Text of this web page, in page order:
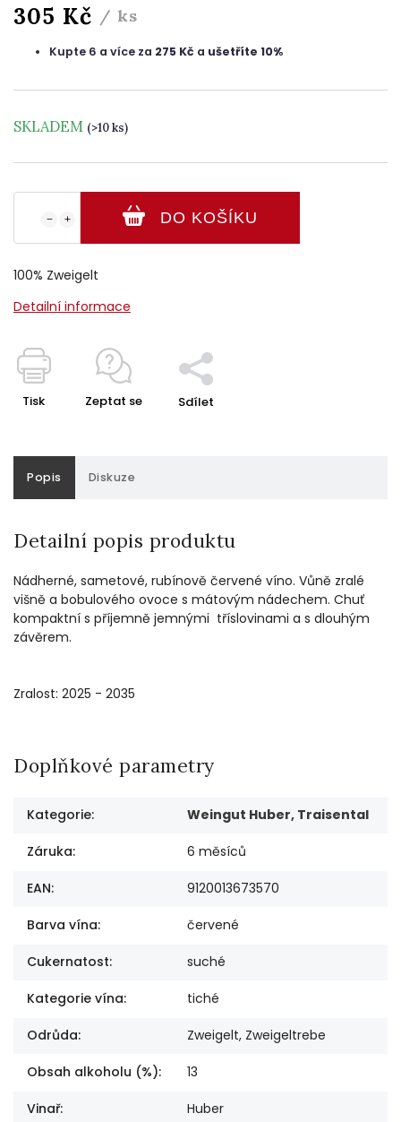
305 Kč / ks
Kupte 6 a více za 275 Kč a ušetříte 10%
SKLADEM (>10 ks)
+
− DO KOŠÍKU
100% Zweigelt
Detailní informace
Tisk Zeptat se Sdílet
Popis Diskuze
Detailní popis produktu
Nádherné, sametové, rubínově červené víno. Vůně zralé
višně a bobulového ovoce s mátovým nádechem. Chuť
kompaktní s příjemně jemnými tříslovinami a s dlouhým
závěrem.
Zralost: 2025 - 2035
Doplňkové parametry
Kategorie: Weingut Huber, Traisental
Záruka: 6 měsíců
EAN: 9120013673570
Barva vína: červené
Cukernatost: suché
Kategorie vína: tiché
Odrůda: Zweigelt, Zweigeltrebe
Obsah alkoholu (%): 13
Vinař: Huber